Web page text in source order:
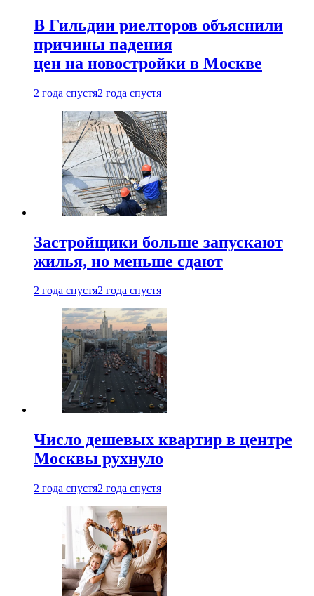
В Гильдии риелторов объяснили
причины падения
цен на новостройки в Москве
2 года спустя2 года спустя
Застройщики больше запускают
жилья, но меньше сдают
2 года спустя2 года спустя
Число дешевых квартир в центре
Москвы рухнуло
2 года спустя2 года спустя